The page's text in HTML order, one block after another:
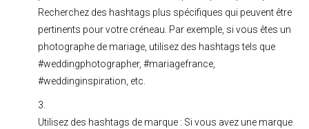
Recherchez des hashtags plus spécifiques qui peuvent être
pertinents pour votre créneau. Par exemple, si vous êtes un
photographe de mariage, utilisez des hashtags tels que
#weddingphotographer, #mariagefrance,
#weddinginspiration, etc.
Utilisez des hashtags de marque : Si vous avez une marque